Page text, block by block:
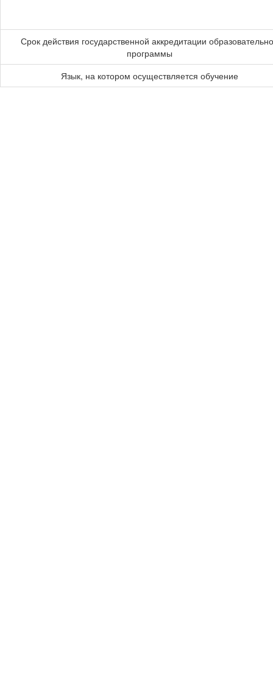
Срок действия государственной аккредитации
программы
Язык, на котором осуществляется обучение